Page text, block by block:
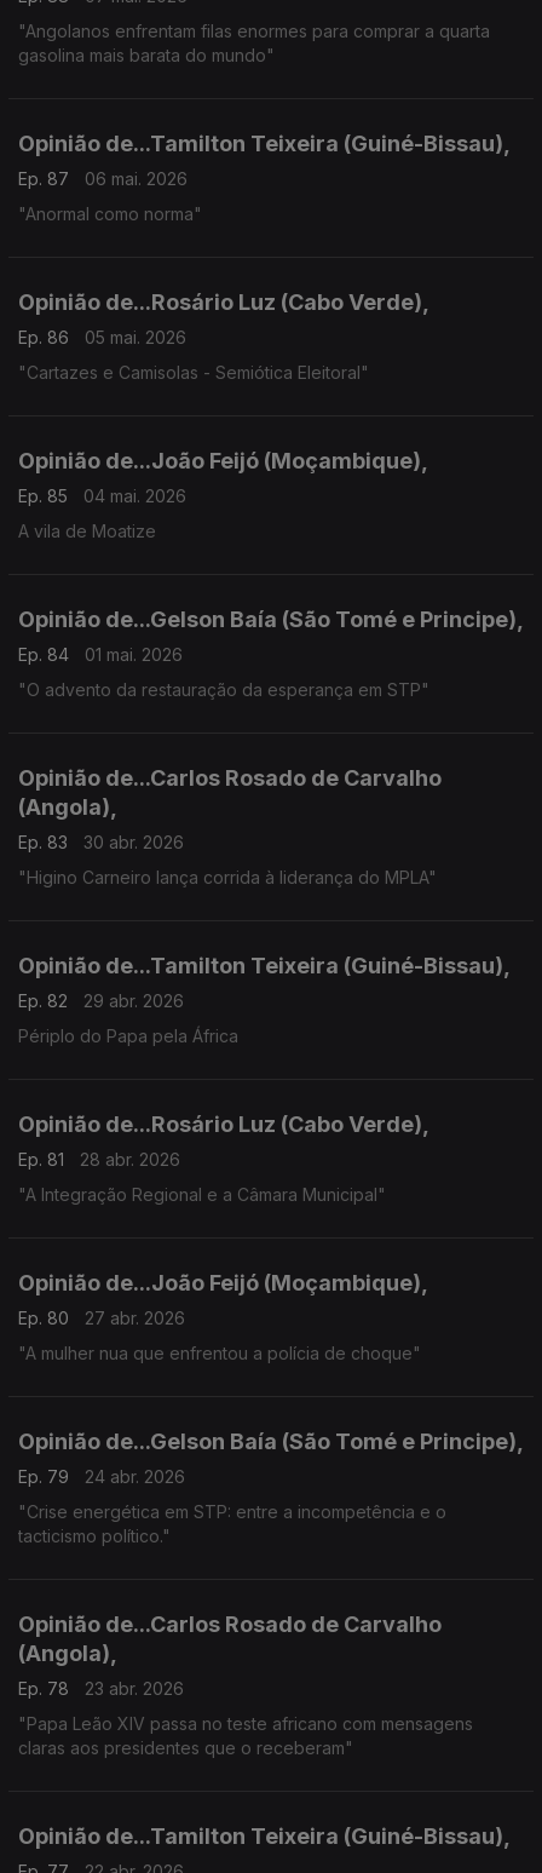
"Angolanos enfrentam filas enormes para comprar a quarta
gasolina mais barata do mundo"
Opinião de...Tamilton Teixeira (Guiné-Bissau),
Ep. 87
06 mai. 2026
"Anormal como norma"
Opinião de...Rosário Luz (Cabo Verde),
Ep. 86
05 mai. 2026
"Cartazes e Camisolas - Semiótica Eleitoral"
Opinião de...João Feijó (Moçambique),
Ep. 85
04 mai. 2026
A vila de Moatize
Opinião de...Gelson Baía (São Tomé e Principe),
Ep. 84
01 mai. 2026
"O advento da restauração da esperança em STP"
Opinião de...Carlos Rosado de Carvalho
(Angola),
Ep. 83
30 abr. 2026
"Higino Carneiro lança corrida à liderança do MPLA"
Opinião de...Tamilton Teixeira (Guiné-Bissau),
Ep. 82
29 abr. 2026
Périplo do Papa pela África
Opinião de...Rosário Luz (Cabo Verde),
Ep. 81
28 abr. 2026
"A Integração Regional e a Câmara Municipal"
Opinião de...João Feijó (Moçambique),
Ep. 80
27 abr. 2026
"A mulher nua que enfrentou a polícia de choque"
Opinião de...Gelson Baía (São Tomé e Principe),
Ep. 79
24 abr. 2026
"Crise energética em STP: entre a incompetência e o
tacticismo político."
Opinião de...Carlos Rosado de Carvalho
(Angola),
Ep. 78
23 abr. 2026
"Papa Leão XIV passa no teste africano com mensagens
claras aos presidentes que o receberam"
Opinião de...Tamilton Teixeira (Guiné-Bissau),